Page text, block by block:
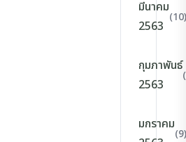
มีนาคม
2563
(10)
กุมภาพันธ์
2563
มกราคม
(9)